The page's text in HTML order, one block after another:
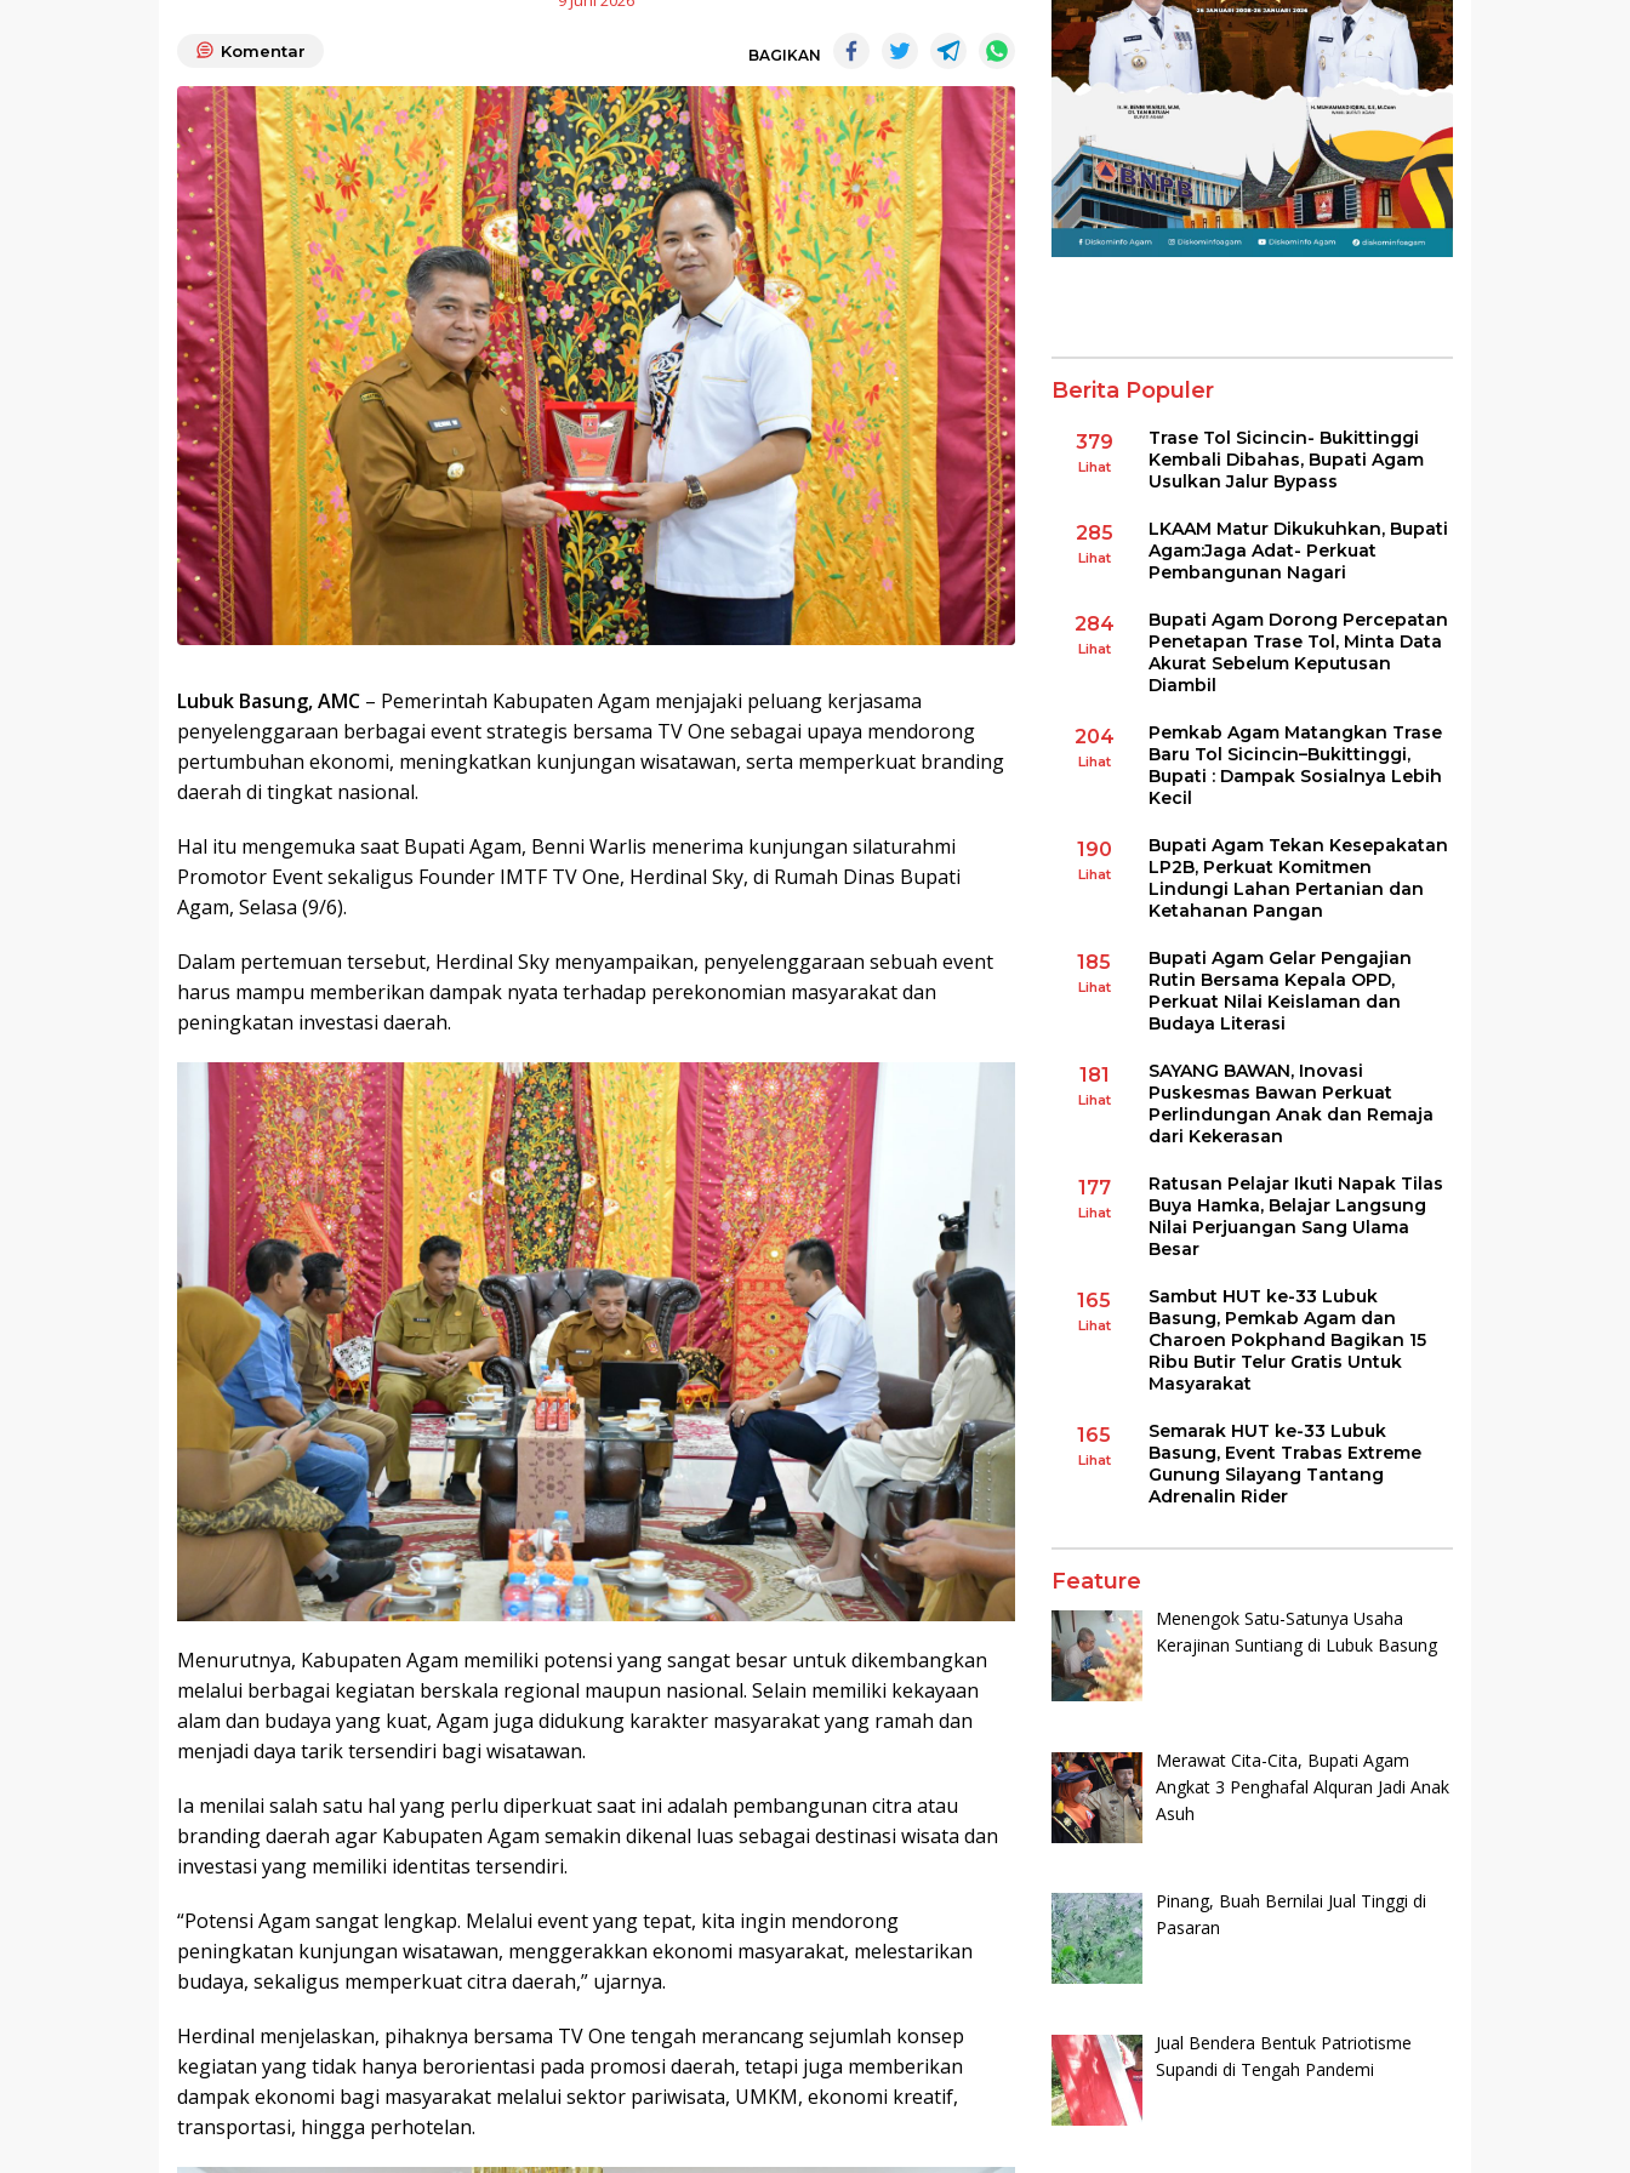
Komentar BAGIKAN
Lubuk Basung, AMC – Pemerintah Kabupaten Agam menjajaki peluang kerjasama
penyelenggaraan berbagai event strategis bersama TV One sebagai upaya mendorong
pertumbuhan ekonomi, meningkatkan kunjungan wisatawan, serta memperkuat branding
daerah di tingkat nasional.
Hal itu mengemuka saat Bupati Agam, Benni Warlis menerima kunjungan silaturahmi
Promotor Event sekaligus Founder IMTF TV One, Herdinal Sky, di Rumah Dinas Bupati
Agam, Selasa (9/6).
Dalam pertemuan tersebut, Herdinal Sky menyampaikan, penyelenggaraan sebuah event
harus mampu memberikan dampak nyata terhadap perekonomian masyarakat dan
peningkatan investasi daerah.
Menurutnya, Kabupaten Agam memiliki potensi yang sangat besar untuk dikembangkan
melalui berbagai kegiatan berskala regional maupun nasional. Selain memiliki kekayaan
alam dan budaya yang kuat, Agam juga didukung karakter masyarakat yang ramah dan
menjadi daya tarik tersendiri bagi wisatawan.
Ia menilai salah satu hal yang perlu diperkuat saat ini adalah pembangunan citra atau
branding daerah agar Kabupaten Agam semakin dikenal luas sebagai destinasi wisata dan
investasi yang memiliki identitas tersendiri.
“Potensi Agam sangat lengkap. Melalui event yang tepat, kita ingin mendorong
peningkatan kunjungan wisatawan, menggerakkan ekonomi masyarakat, melestarikan
budaya, sekaligus memperkuat citra daerah,” ujarnya.
Herdinal menjelaskan, pihaknya bersama TV One tengah merancang sejumlah konsep
kegiatan yang tidak hanya berorientasi pada promosi daerah, tetapi juga memberikan
dampak ekonomi bagi masyarakat melalui sektor pariwisata, UMKM, ekonomi kreatif,
transportasi, hingga perhotelan.
Berita Populer
379
Lihat
Trase Tol Sicincin- Bukittinggi
Kembali Dibahas, Bupati Agam
Usulkan Jalur Bypass
285
Lihat
LKAAM Matur Dikukuhkan, Bupati
Agam:Jaga Adat- Perkuat
Pembangunan Nagari
284
Lihat
Bupati Agam Dorong Percepatan
Penetapan Trase Tol, Minta Data
Akurat Sebelum Keputusan
Diambil
204
Lihat
Pemkab Agam Matangkan Trase
Baru Tol Sicincin–Bukittinggi,
Bupati : Dampak Sosialnya Lebih
Kecil
190
Lihat
Bupati Agam Tekan Kesepakatan
LP2B, Perkuat Komitmen
Lindungi Lahan Pertanian dan
Ketahanan Pangan
185
Lihat
Bupati Agam Gelar Pengajian
Rutin Bersama Kepala OPD,
Perkuat Nilai Keislaman dan
Budaya Literasi
181
Lihat
SAYANG BAWAN, Inovasi
Puskesmas Bawan Perkuat
Perlindungan Anak dan Remaja
dari Kekerasan
177
Lihat
Ratusan Pelajar Ikuti Napak Tilas
Buya Hamka, Belajar Langsung
Nilai Perjuangan Sang Ulama
Besar
165
Lihat
Sambut HUT ke-33 Lubuk
Basung, Pemkab Agam dan
Charoen Pokphand Bagikan 15
Ribu Butir Telur Gratis Untuk
Masyarakat
165
Lihat
Semarak HUT ke-33 Lubuk
Basung, Event Trabas Extreme
Gunung Silayang Tantang
Adrenalin Rider
Feature
Menengok Satu-Satunya Usaha
Kerajinan Suntiang di Lubuk Basung
Merawat Cita-Cita, Bupati Agam
Angkat 3 Penghafal Alquran Jadi Anak
Asuh
Pinang, Buah Bernilai Jual Tinggi di
Pasaran
Jual Bendera Bentuk Patriotisme
Supandi di Tengah Pandemi